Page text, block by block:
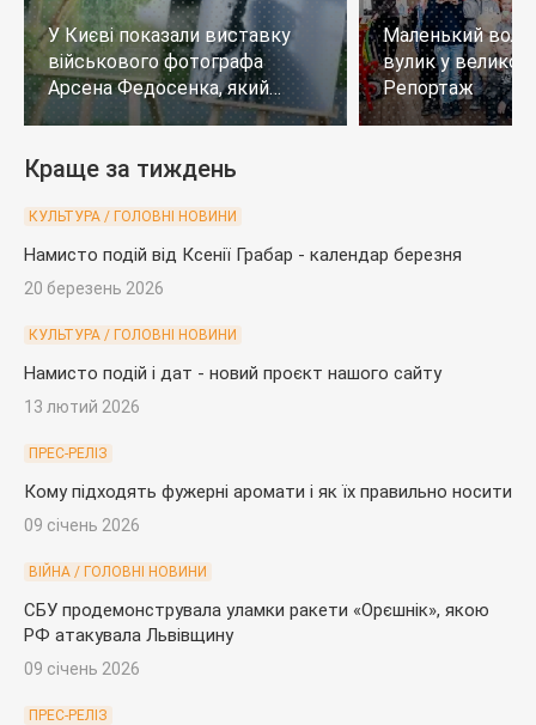
У Києві показали виставку
військового фотографа
Арсена Федосенка, який
загинув на війні
Маленький
вулик у
Репортаж
Краще за тиждень
КУЛЬТУРА / ГОЛОВНІ НОВИНИ
Намисто подій від Ксенії Грабар - календар березня
20 березень 2026
КУЛЬТУРА / ГОЛОВНІ НОВИНИ
Намисто подій і дат - новий проєкт нашого сайту
13 лютий 2026
ПРЕС-РЕЛІЗ
Кому підходять фужерні аромати і як їх правильно носити
09 січень 2026
ВІЙНА / ГОЛОВНІ НОВИНИ
СБУ продемонструвала уламки ракети «Орєшнік», якою
РФ атакувала Львівщину
09 січень 2026
ПРЕС-РЕЛІЗ